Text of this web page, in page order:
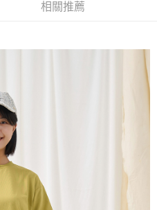
需儲值。
可結帳。
。
」後，將跳轉至「AFTEE先享後付」
，即可完成結帳。
簡訊。
此簡訊中的連結，可透過四大超商／
，方視為交易完成。
繳費，但若您需要取消訂單，請聯絡
訂單仍視為有效，需透過AFTEE先享
運費
運費
)免運費
相關推薦